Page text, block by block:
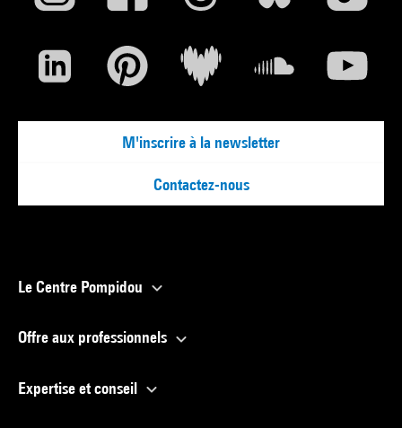
M'inscrire à la newsletter
Contactez-nous
Le Centre Pompidou
Offre aux professionnels
Expertise et conseil